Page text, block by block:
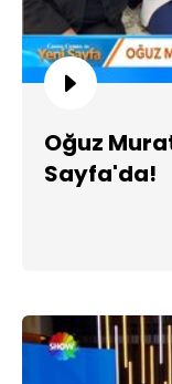
Oğuz
Sayfa'da!